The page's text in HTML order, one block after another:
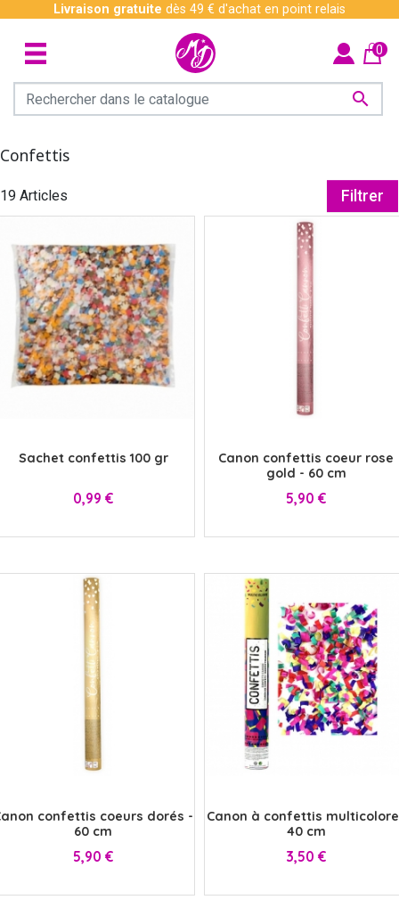
Livraison gratuite dès 49 € d'achat en point relais

0
Confettis
19 Articles Filtrer
Sachet confettis 100 gr
Prix
0,99 €
Canon confettis coeur rose
gold - 60 cm
Prix
5,90 €
confettis coeurs dorés -
60 cm
Prix
5,90 €
Canon à confettis
40 cm
Prix
3,50 €